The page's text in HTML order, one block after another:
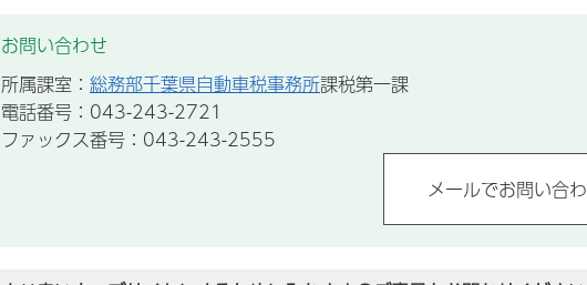
お問い合わせ
所属課室： 総務部千葉県自動車税事務所課税第一課
電話番号：043-243-2721
ファックス番号：043-243-2555